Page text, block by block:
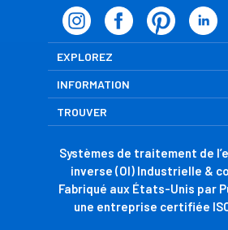
EXPLOREZ
INFORMATION
TROUVER
Systèmes de traitement de
inverse (OI) Industrielle &
Fabriqué aux États-Unis par
une entreprise certifiée